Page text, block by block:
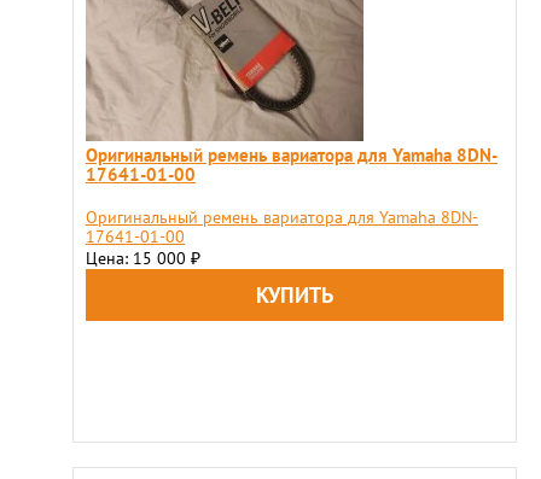
Оригинальный ремень вариатора для Yamaha 8DN-
17641-01-00
Оригинальный ремень вариатора для Yamaha 8DN-
17641-01-00
Цена: 15 000 ₽